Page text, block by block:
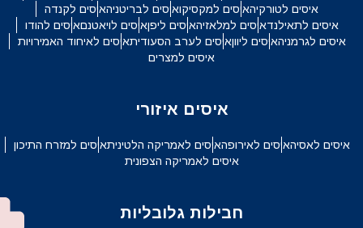
איסים לטורקיהאיסים למקסיקואיסים לבריטניהאיסים לקנדה
איסים לתאילנדאיסים למלאזיהאיסים ליפןאיסים לויאטנםאיסים להודו
איסים לגרמניהאיסים ליווןאיסים לערב הסעודיתאיסים לאיחוד האמירויות
איסים למצרים
איסים איזורי
איסים לאסיהאיסים לאירופהאיסים לאמריקה הלטיניתאיסים למזרח התיכון
איסים לאמריקה הצפונית
חבילות גלובליות